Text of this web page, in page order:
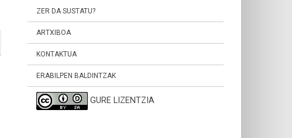
ZER DA SUSTATU?
ARTXIBOA
KONTAKTUA
ERABILPEN BALDINTZAK
GURE LIZENTZIA